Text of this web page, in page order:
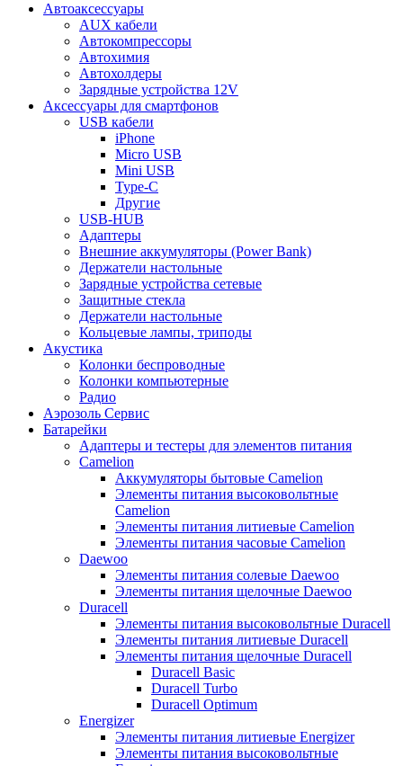
Автоаксессуары
AUX кабели
Автокомпрессоры
Автохимия
Автохолдеры
Зарядные устройства 12V
Аксессуары для смартфонов
USB кабели
iPhone
Micro USB
Mini USB
Type-C
Другие
USB-HUB
Адаптеры
Внешние аккумуляторы (Power Bank)
Держатели настольные
Зарядные устройства сетевые
Защитные стекла
Держатели настольные
Кольцевые лампы, триподы
Акустика
Колонки беспроводные
Колонки компьютерные
Радио
Аэрозоль Сервис
Батарейки
Aдаптеры и тестеры для элементов питания
Camelion
Аккумуляторы бытовые Camelion
Элементы питания высоковольтные
Camelion
Элементы питания литиевые Camelion
Элементы питания часовые Camelion
Daewoo
Элементы питания солевые Daewoo
Элементы питания щелочные Daewoo
Duracell
Элементы питания высоковольтные Duracell
Элементы питания литиевые Duracell
Элементы питания щелочные Duracell
Duracell Basic
Duracell Turbo
Duracell Optimum
Energizer
Элементы питания литиевые Energizer
Элементы питания высоковольтные